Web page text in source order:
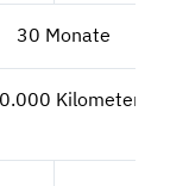
30 Monate
Kilometer